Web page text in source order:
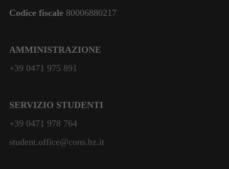
Codice fiscale 80006880217
AMMINISTRAZIONE
+39 0471 975 891
SERVIZIO STUDENTI
+39 0471 978 764
student.office@cons.bz.it